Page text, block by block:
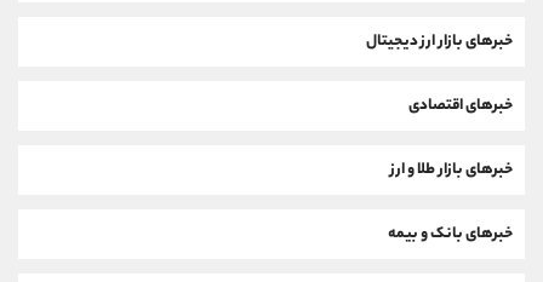
خبرهای بازار ارز دیجیتال
خبرهای اقتصادی
خبرهای بازار طلا و ارز
خبرهای بانک و بیمه